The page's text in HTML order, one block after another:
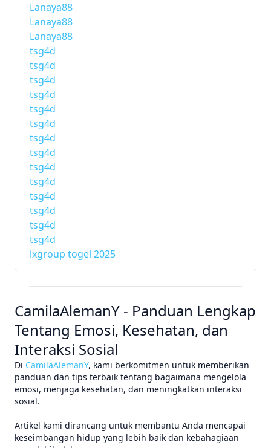
Lanaya88
Lanaya88
Lanaya88
tsg4d
tsg4d
tsg4d
tsg4d
tsg4d
tsg4d
tsg4d
tsg4d
tsg4d
tsg4d
tsg4d
tsg4d
tsg4d
tsg4d
lxgroup togel 2025
CamilaAlemanY - Panduan Lengkap
Tentang Emosi, Kesehatan, dan
Interaksi Sosial
Di CamilaAlemanY, kami berkomitmen untuk memberikan
panduan dan tips terbaik tentang bagaimana mengelola
emosi, menjaga kesehatan, dan meningkatkan interaksi
sosial.
Artikel kami dirancang untuk membantu Anda mencapai
keseimbangan hidup yang lebih baik dan kebahagiaan